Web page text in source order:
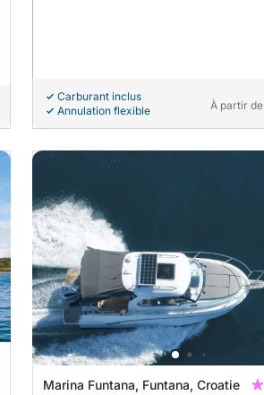
Carburant inclus
Annulation flexible
À partir de
Marina Funtana, Funtana, Croatie